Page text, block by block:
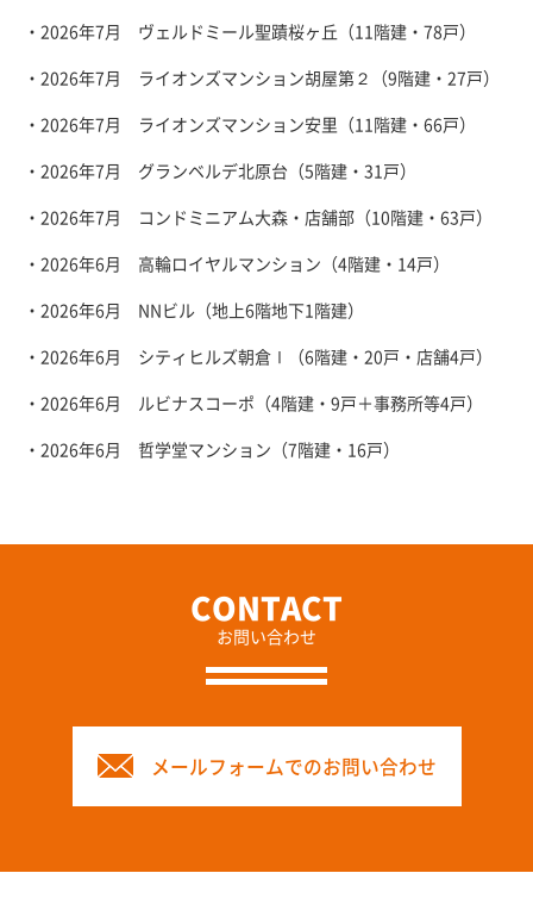
・2026年7月 ヴェルドミール聖蹟桜ヶ丘（11階建・78戸）
・2026年7月 ライオンズマンション胡屋第２（9階建・27戸）
・2026年7月 ライオンズマンション安里（11階建・66戸）
・2026年7月 グランベルデ北原台（5階建・31戸）
・2026年7月 コンドミニアム大森・店舗部（10階建・63戸）
・2026年6月 高輪ロイヤルマンション（4階建・14戸）
・2026年6月 NNビル（地上6階地下1階建）
・2026年6月 シティヒルズ朝倉Ⅰ（6階建・20戸・店舗4戸）
・2026年6月 ルビナスコーポ（4階建・9戸＋事務所等4戸）
・2026年6月 哲学堂マンション（7階建・16戸）
お問い合わせ
メールフォームでのお問い合わせ